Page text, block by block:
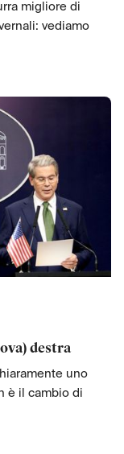
migliore di
vediamo
destra
uno
è il cambio di